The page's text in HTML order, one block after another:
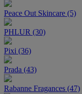
Peace Out Skincare (5)
PHLUR (30)
Pixi (36)
Prada (43)
Rabanne Fragances (47)